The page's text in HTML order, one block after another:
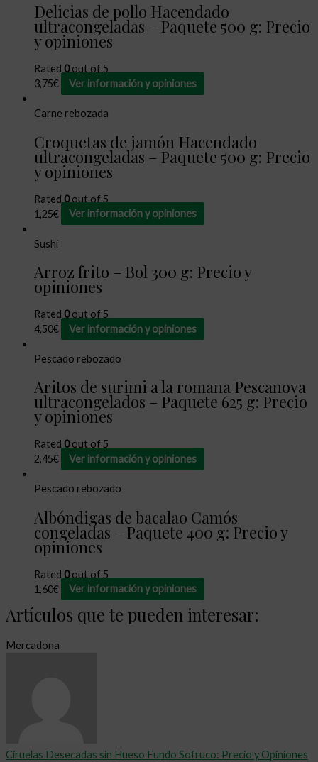
Delicias de pollo Hacendado
ultracongeladas – Paquete 500 g: Precio
y opiniones
Rated 0out of 5
3,75€ Ver información y opiniones
Carne rebozada
Croquetas de jamón Hacendado
ultracongeladas – Paquete 500 g: Precio
y opiniones
Rated 0out of 5
1,25€ Ver información y opiniones
Sushi
Arroz frito – Bol 300 g: Precio y
opiniones
Rated 0out of 5
4,50€ Ver información y opiniones
Pescado rebozado
Aritos de surimi a la romana Pescanova
ultracongelados – Paquete 625 g: Precio
y opiniones
Rated 0out of 5
2,45€ Ver información y opiniones
Pescado rebozado
Albóndigas de bacalao Camós
congeladas – Paquete 400 g: Precio y
opiniones
Rated 0out of 5
1,60€ Ver información y opiniones
Artículos que te pueden interesar:
Mercadona
Ciruelas Desecadas sin Hueso Fundo Sofruco: Precio y Opiniones